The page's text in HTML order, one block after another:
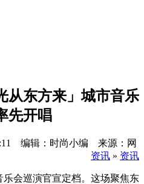
从东方来」城市音乐
先开唱
编辑：时尚小编 来源：网
资讯 » 资讯
会巡演官宣定档。这场聚焦东